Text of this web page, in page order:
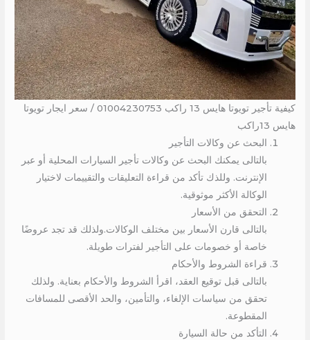
كيفية تأجير تويوتا هايس 13 راكب 01004230753 / سعر ايجار تويوتا
هايس 13راكب
البحث عن وكالات التأجير
بالتالى يمكنك البحث عن وكالات تأجير السيارات المحلية أو عبر
الإنترنت. وللذك تأكد من قراءة التعليقات والتقييمات لاختيار
الوكالة الأكثر موثوقية.
التحقق من الأسعار
بالتالى قارن الأسعار بين مختلف الوكالات.ولذلك قد تجد عروضًا
خاصة أو خصومات على التأجير لفترات طويلة.
قراءة الشروط والأحكام
بالتالى قبل توقيع العقد، اقرأ الشروط والأحكام بعناية. ولذلك
تحقق من سياسات الإلغاء، والتأمين، والحد الأقصى للمسافات
المقطوعة.
التأكد من حالة السيارة